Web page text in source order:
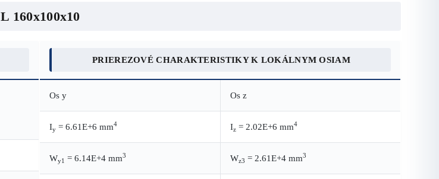
L 160x100x10
PRIEREZOVÉ CHARAKTERISTIKY K LOKÁLNYM OSIAM
Os y Os z
Iy = 6.61E+6 mm4 Iz = 2.02E+6 mm4
Wy1 = 6.14E+4 mm3 Wz3 = 2.61E+4 mm3